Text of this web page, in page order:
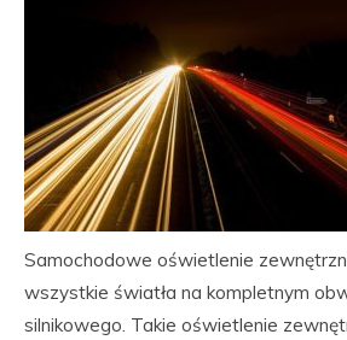
Samochodowe oświetlenie
wszystkie światła na kompletnym
silnikowego. Takie oświetlenie